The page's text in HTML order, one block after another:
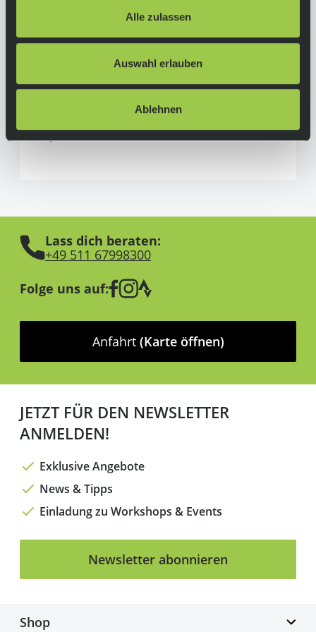
Alle zulassen
Auswahl erlauben
Ablehnen
Cosmic Sports GmbH
info@cosmicsports.de
https://www.crankbrothers.com
Lass dich beraten:
+49 511 67998300
Folge uns auf:
Anfahrt (Karte öffnen)
JETZT FÜR DEN NEWSLETTER
ANMELDEN!
Exklusive Angebote
News & Tipps
Einladung zu Workshops & Events
Newsletter abonnieren
Shop